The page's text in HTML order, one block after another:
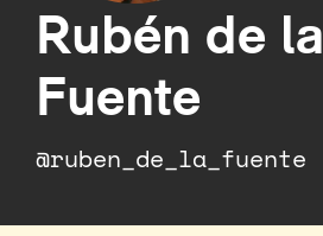
Rubén de la
Fuente
@ruben_de_la_fuente